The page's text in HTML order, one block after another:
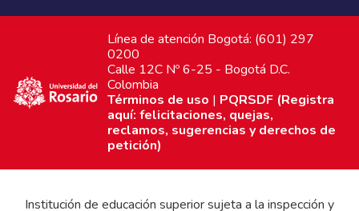
Línea de atención Bogotá: (601) 297
0200
Calle 12C Nº 6-25 - Bogotá D.C.
Colombia
Términos de uso | PQRSDF (Registra
aquí: felicitaciones, quejas,
reclamos, sugerencias y derechos de
petición)
Institución de educación superior sujeta a la inspección y